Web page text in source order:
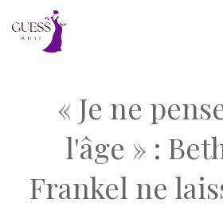
« Je ne
l'âge » :
Frankel ne